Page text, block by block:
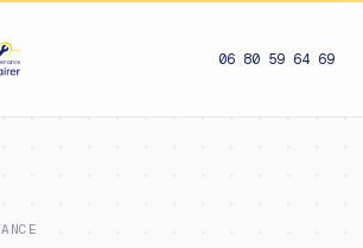
06 80 59 64 69